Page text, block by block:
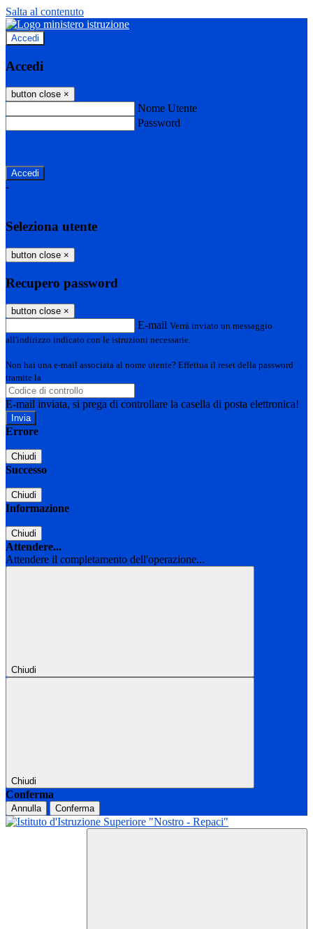
Salta al contenuto
Accedi
Accedi
button close ×
Nome Utente
Password
-
Seleziona utente
button close ×
Recupero password
button close ×
E-mail Verrà inviato un messaggio
all'indirizzo indicato con le istruzioni necessarie.
Non hai una e-mail associata al nome utente? Effettua il reset della password
tramite la
E-mail inviata, si prega di controllare la casella di posta elettronica!
Errore
Chiudi
Successo
Chiudi
Informazione
Chiudi
Attendere...
Attendere il completamento dell'operazione...
Chiudi
Chiudi
Conferma
Annulla Conferma